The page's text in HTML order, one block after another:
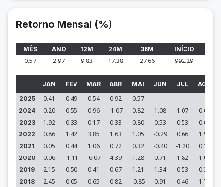
Retorno Mensal (%)
MÊS ANO 12M 24M 36M INÍCIO
0.57 2.97 9.83 17.38 27.66 992.29
JAN FEV MAR ABR MAI JUN JUL AGO
2025
0.41 0.49 0.54 0.92 0.57 - - -
2024 0.20 0.55 0.96 -1.07 0.82 1.08 1.07 0.64
2023 1.92 0.33 0.17 0.33 0.80 0.53 0.53 0.63
2022 0.86 1.42 3.85 1.63 1.05 -0.29 0.66 1.90
2021 0.05 0.44 1.06 0.72 0.32 -0.40 -1.20 0.17
2020 0.06 -1.11 -6.07 4.39 1.28 0.71 1.82 1.05
2019 2.15 0.50 0.41 0.67 1.21 1.34 0.53 0.38
2018 2.45 0.05 0.65 0.82 -0.85 0.91 0.46 1.76